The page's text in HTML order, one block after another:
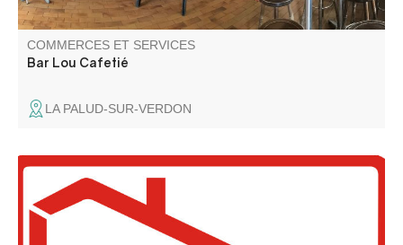
COMMERCES ET SERVICES
Bar Lou Cafetié
LA PALUD-SUR-VERDON
Commerce de bricolage Vente de matériel de bricolage,
de gros œuvre, de poêle.